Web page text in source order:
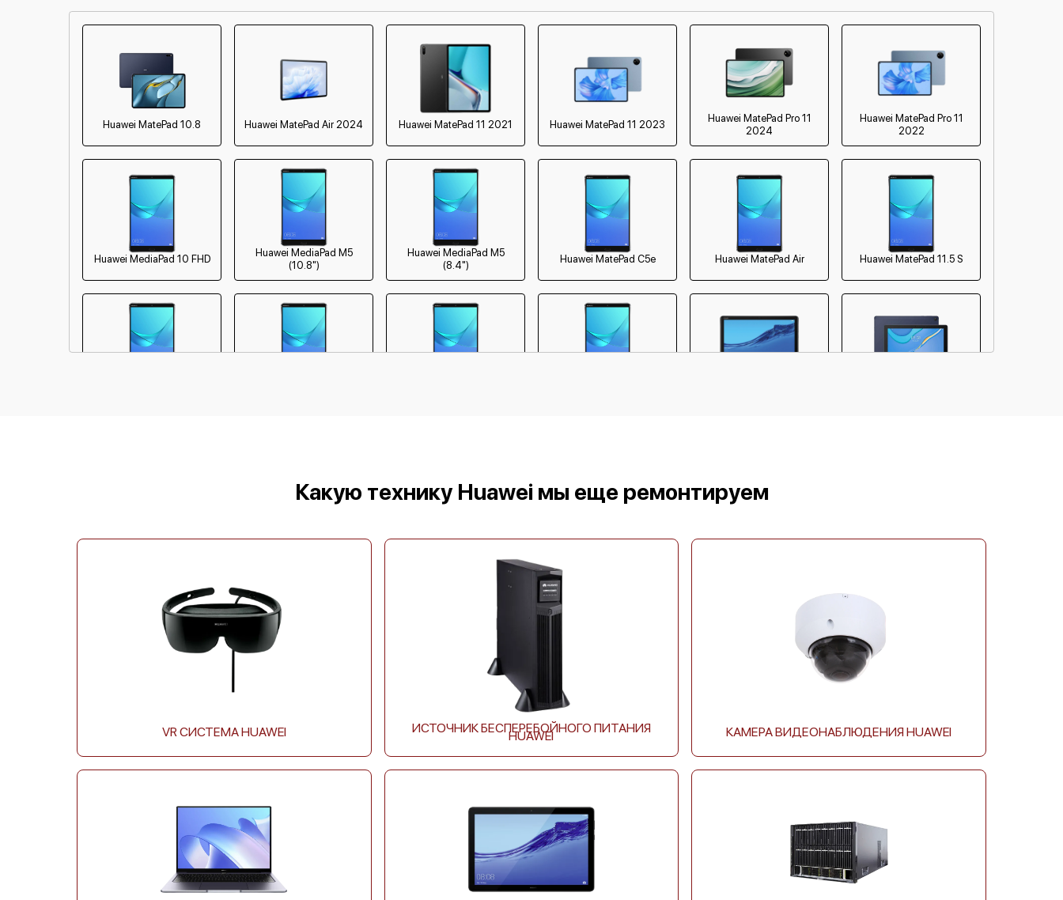
Huawei MatePad 10.8 Huawei MatePad Air 2024 Huawei MatePad 11 2021 Huawei MatePad 11 2023
Huawei MatePad Pro 11
2024
Huawei MatePad Pro 11
2022
Huawei MediaPad 10 FHD
Huawei MediaPad M5
(10.8")
Huawei MediaPad M5
(8.4")
Huawei MatePad C5e Huawei MatePad Air Huawei MatePad 11.5 S
Huawei MatePad Pro 10.8 Huawei MatePad Pro Huawei MatePad 10.4 Huawei T3 10
Какую технику Huawei мы еще ремонтируем
VR СИСТЕМА HUAWEI ИСТОЧНИК БЕСПЕРЕБОЙНОГО ПИТАНИЯ
HUAWEI КАМЕРА ВИДЕОНАБЛЮДЕНИЯ HUAWEI